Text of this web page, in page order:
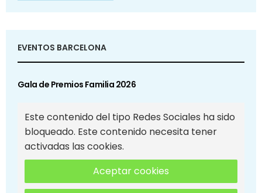
EVENTOS BARCELONA
Gala de Premios Familia 2026
Este contenido del tipo Redes Sociales ha sido
bloqueado. Este contenido necesita tener
activadas las cookies.
Aceptar cookies